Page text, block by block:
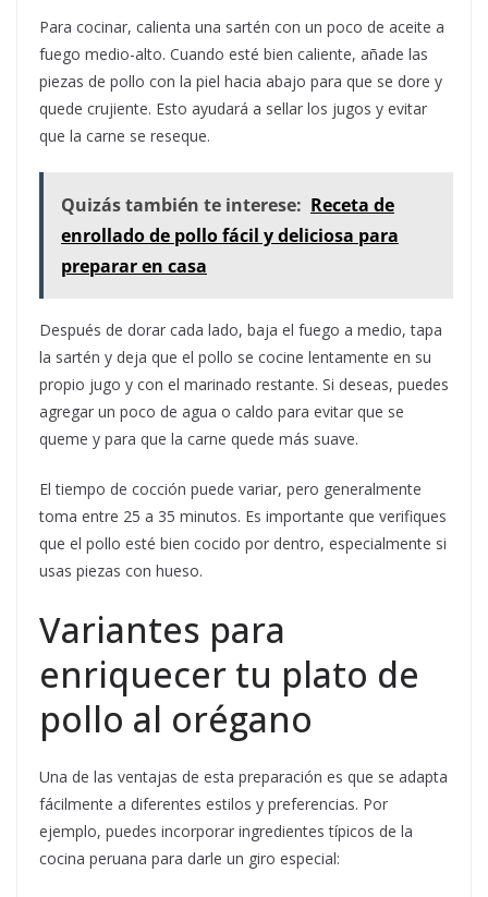
Para cocinar, calienta una sartén con un poco de aceite a
fuego medio-alto. Cuando esté bien caliente, añade las
piezas de pollo con la piel hacia abajo para que se dore y
quede crujiente. Esto ayudará a sellar los jugos y evitar
que la carne se reseque.
Quizás también te interese: Receta de
enrollado de pollo fácil y deliciosa para
preparar en casa
Después de dorar cada lado, baja el fuego a medio, tapa
la sartén y deja que el pollo se cocine lentamente en su
propio jugo y con el marinado restante. Si deseas, puedes
agregar un poco de agua o caldo para evitar que se
queme y para que la carne quede más suave.
El tiempo de cocción puede variar, pero generalmente
toma entre 25 a 35 minutos. Es importante que verifiques
que el pollo esté bien cocido por dentro, especialmente si
usas piezas con hueso.
Variantes para
enriquecer tu plato de
pollo al orégano
Una de las ventajas de esta preparación es que se adapta
fácilmente a diferentes estilos y preferencias. Por
ejemplo, puedes incorporar ingredientes típicos de la
cocina peruana para darle un giro especial: